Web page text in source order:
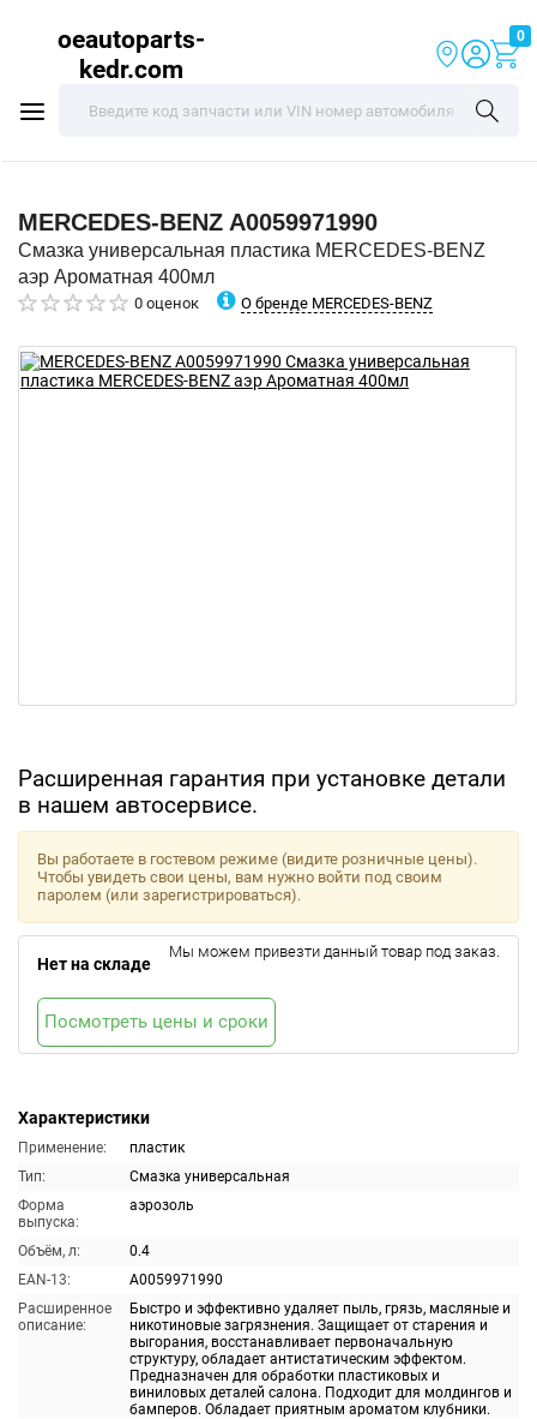
oeautoparts-
kedr.com
0
MERCEDES-BENZ A0059971990
Смазка универсальная пластика MERCEDES-BENZ
аэр Ароматная 400мл
0 оценок О бренде MERCEDES-BENZ
Расширенная гарантия при установке детали
в нашем автосервисе.
Характеристики
Применение:
пластик
Тип:
Смазка универсальная
Форма
выпуска:
аэрозоль
Объём, л:
0.4
EAN-13:
A0059971990
Расширенное
описание:
Быстро и эффективно удаляет пыль, грязь, масляные и
никотиновые загрязнения. Защищает от старения и
выгорания, восстанавливает первоначальную
структуру, обладает антистатическим эффектом.
Предназначен для обработки пластиковых и
виниловых деталей салона. Подходит для молдингов и
бамперов. Обладает приятным ароматом клубники.
Вы работаете в гостевом режиме (видите розничные цены).
Чтобы увидеть свои цены, вам нужно войти под своим
паролем (или зарегистрироваться).
Нет на складе
Мы можем привезти данный товар под заказ.
Посмотреть цены и сроки